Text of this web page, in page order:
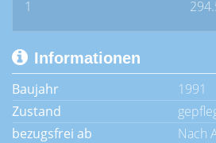
1
Informationen
Baujahr
1991
Zustand
bezugsfrei ab
Nach